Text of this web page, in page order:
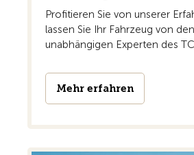
Profitieren Sie von unserer
lassen Sie Ihr Fahrzeug von den
unabhängigen Experten des
Mehr erfahren